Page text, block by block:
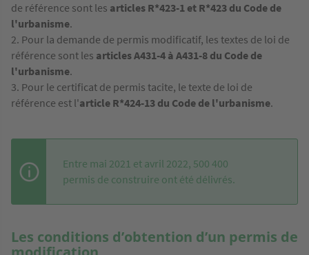
de référence sont les articles R*423-1 et R*423 du Code de
l'urbanisme.
Pour la demande de permis modificatif, les textes de loi de
référence sont les articles A431-4 à A431-8 du Code de
l'urbanisme.
Pour le certificat de permis tacite, le texte de loi de
référence est l'article R*424-13 du Code de l'urbanisme.
Entre mai 2021 et avril 2022, 500 400
permis de construire ont été délivrés.
Les conditions d’obtention d’un permis de